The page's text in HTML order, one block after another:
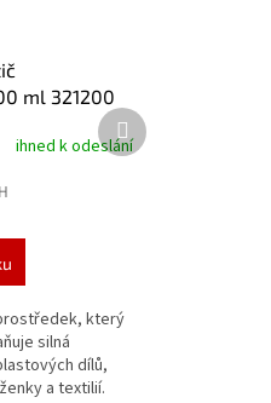
ml 321200
ihned k odeslání
který
silná
dílů,
a textilií.
Další
produkt